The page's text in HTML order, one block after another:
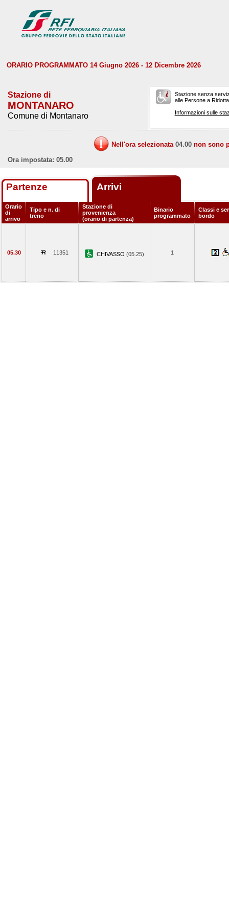
ORARIO PROGRAMMATO 14 Giugno 2026 - 12 Dicembre 2026
Stazione di
MONTANARO
Comune di Montanaro
Stazione senza
alle Persone a
Informazioni sulle
Nell'ora selezionata 04.00 non sono
Ora impostata: 05.00
Partenze Arrivi
Orario
di
arrivo
Tipo e n. di
treno
Stazione di
provenienza
(orario di partenza)
Binario
programmato
Classi e
bordo
05.30 11351 CHIVASSO (05.25) 1